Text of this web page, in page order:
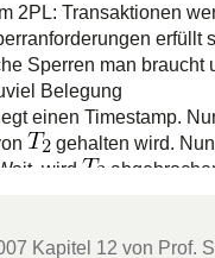
2PL: Transaktionen
erfüllt
Sperren man braucht
Belegung
einen Timestamp.
gehalten wird.
wird
Kapitel 12 von Prof.